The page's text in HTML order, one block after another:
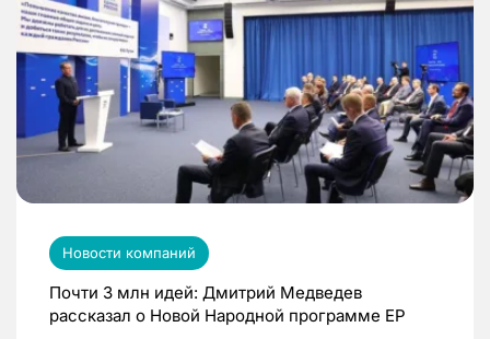
Новости компаний
Почти 3 млн идей: Дмитрий Медведев
рассказал о Новой Народной программе ЕР